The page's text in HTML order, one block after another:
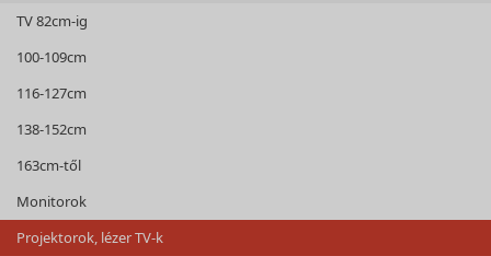
TV 82cm-ig
100-109cm
116-127cm
138-152cm
163cm-től
Monitorok
Projektorok, lézer TV-k